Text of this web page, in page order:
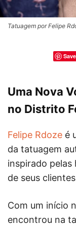
Tatuagem por Felipe
Save
Uma Nova
no Distrito
Felipe Rdoze é
da tatuagem
inspirado pelas
de seus
Com um início
encontrou na